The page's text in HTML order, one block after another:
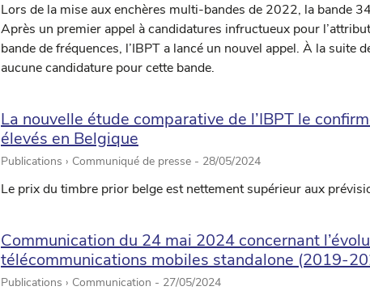
Lors de la mise aux enchères multi-bandes de 2022, la bande
Après un premier appel à candidatures infructueux pour
bande de fréquences, l’IBPT a lancé un nouvel appel. À la suite
aucune candidature pour cette bande.
La nouvelle étude comparative de l’IBPT le
élevés en Belgique
Publications › Communiqué de presse - 28/05/2024
Le prix du timbre prior belge est nettement supérieur aux
Communication du 24 mai 2024 concernant
télécommunications mobiles standalone (2019-
Publications › Communication - 27/05/2024